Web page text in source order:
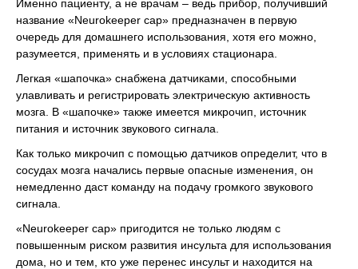
Именно пациенту, а не врачам – ведь прибор, получивший
название «Neurokeeper cap» предназначен в первую
очередь для домашнего использования, хотя его можно,
разумеется, применять и в условиях стационара.
Легкая «шапочка» снабжена датчиками, способными
улавливать и регистрировать электрическую активность
мозга. В «шапочке» также имеется микрочип, источник
питания и источник звукового сигнала.
Как только микрочип с помощью датчиков определит, что в
сосудах мозга начались первые опасные изменения, он
немедленно даст команду на подачу громкого звукового
сигнала.
«Neurokeeper cap» пригодится не только людям с
повышенным риском развития инсульта для использования
дома, но и тем, кто уже перенес инсульт и находится на